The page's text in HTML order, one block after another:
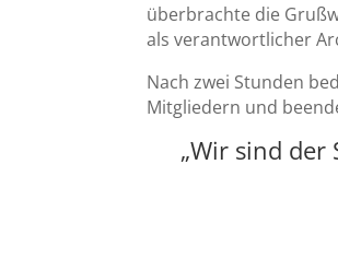
überbrachte die
als verantwortlicher
Nach zwei Stunden
Mitgliedern und
„Wir sind der